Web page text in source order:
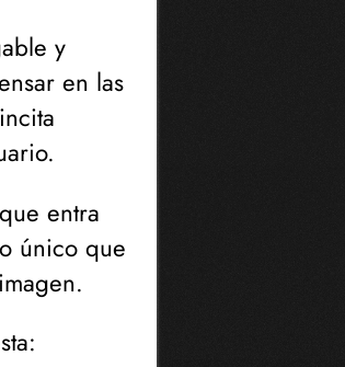
y
en las
que entra
único que